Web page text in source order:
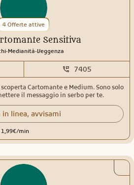
4 Offerte attive
Sensitiva
.Medianità.Veggenza
7405
Cartomante e Medium. Sono solo
il messaggio in serbo per te.
in linea, avvisami
1,99€/min